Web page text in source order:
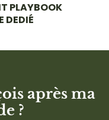
PLAYBOOK
DEDIÉ
après ma
?